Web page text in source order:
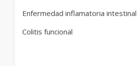
Enfermedad inflamatoria intestinal
Colitis funcional